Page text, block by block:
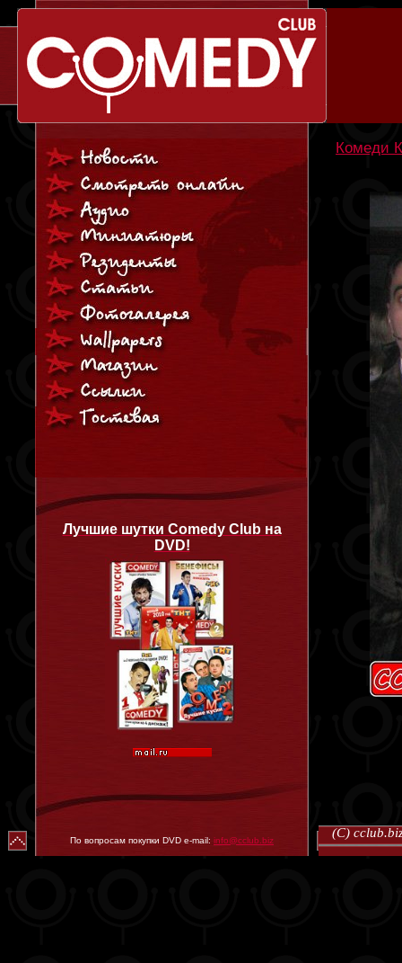
Лучшие шутки Comedy Club на
DVD!
Комеди
По вопросам покупки DVD e-mail: info@cclub.biz
(C)